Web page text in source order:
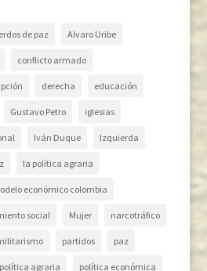
de paz Alvaro Uribe
conflicto armado
derecha educación
Gustavo Petro iglesias
Iván Duque Izquierda
la política agraria
económico colombia
social Mujer narcotráfico
partidos paz
política agraria política económica